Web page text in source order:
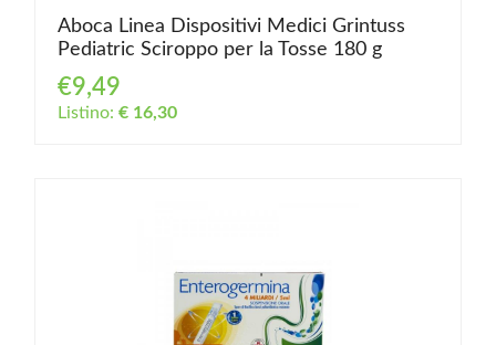
Aboca Linea Dispositivi Medici Grintuss
Pediatric Sciroppo per la Tosse 180 g
€9,49
Listino: € 16,30